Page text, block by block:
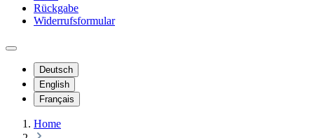
Rückgabe
Widerrufsformular
Deutsch
English
Français
Home